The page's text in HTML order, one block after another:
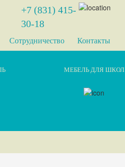
+7 (831) 415-
30-18
Сотрудничество Контакты
МЕБЕЛЬ ДЛЯ ШКОЛ